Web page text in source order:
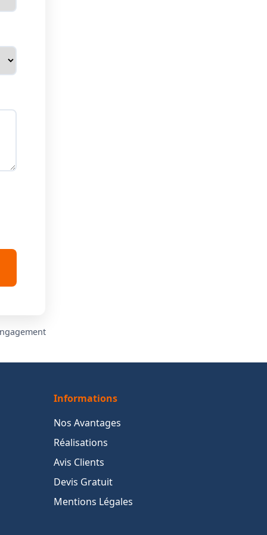
Informations
Nos Avantages
Réalisations
Avis Clients
Devis Gratuit
Mentions Légales